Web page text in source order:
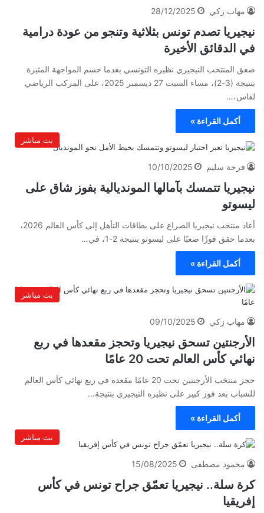
مهاب زكي 28/12/2025
نيجيريا تصدم تونس بثلاثية وتنجو من عودة درامية
في الدقائق الأخيرة
صعق المنتخب النيجيري نظيره التونسي بعدما حسم المواجهة المثيرة
بنتيجة (3-2)، مساء السبت 27 ديسمبر 2025، على المركب الرياضي
لفاس،…
أكمل القراءة »
بث مباشر
فرحة سليم 10/10/2025
نيجيريا تتمسك بآمالها المونديالية بفوز شاق على
ليسوتو
أعاد منتخب نيجيريا الصراع على بطاقات التأهل إلى كأس العالم 2026،
بعدما حقق فوزًا صعبًا على ليسوتو بنتيجة 2-1، في…
أكمل القراءة »
بث مباشر
مهاب زكي 09/10/2025
الأرجنتين تسحق نيجيريا وتحجز مقعدها في ربع
نهائي كأس العالم تحت 20 عامًا
حجز منتخب الأرجنتين تحت 20 عامًا مقعده في ربع نهائي كأس العالم
للشباب بعد فوز كبير على نظيره النيجيري بنتيجة…
أكمل القراءة »
بث مباشر
محمود مصطفى 15/08/2025
كرة سلة.. نيجيريا تعمّق جراح تونس في كأس
إفريقيا